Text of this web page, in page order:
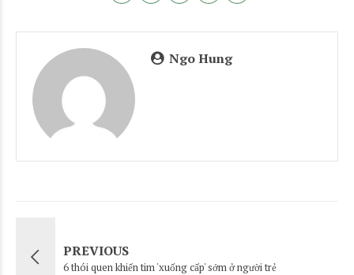
Ngo Hung
PREVIOUS
6 thói quen khiến tim 'xuống cấp' sớm ở người trẻ